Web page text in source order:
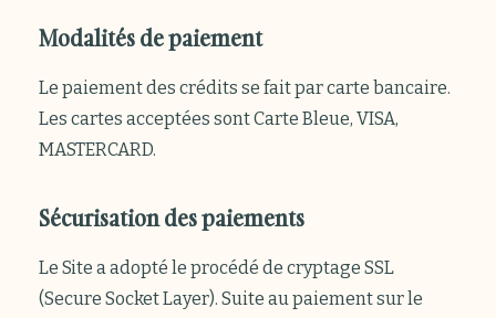
Modalités de paiement
Le paiement des crédits se fait par carte bancaire.
Les cartes acceptées sont Carte Bleue, VISA,
MASTERCARD.
Sécurisation des paiements
Le Site a adopté le procédé de cryptage SSL
(Secure Socket Layer). Suite au paiement sur le